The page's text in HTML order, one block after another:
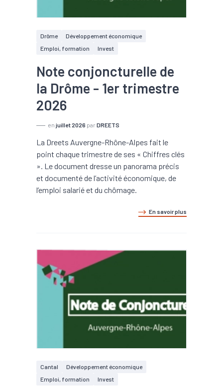
Drôme
Développement économique
Emploi, formation
Invest
Note conjoncturelle de
la Drôme - 1er trimestre
2026
en juillet 2026 par DREETS
La Dreets Auvergne-Rhône-Alpes fait le
point chaque trimestre de ses « Chiffres clés
». Le document dresse un panorama précis
et documenté de l’activité économique, de
l’emploi salarié et du chômage.
En savoir plus
Cantal
Développement économique
Emploi, formation
Invest